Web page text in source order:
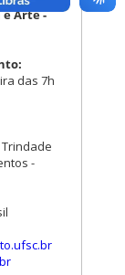
Arte -
das 7h
-